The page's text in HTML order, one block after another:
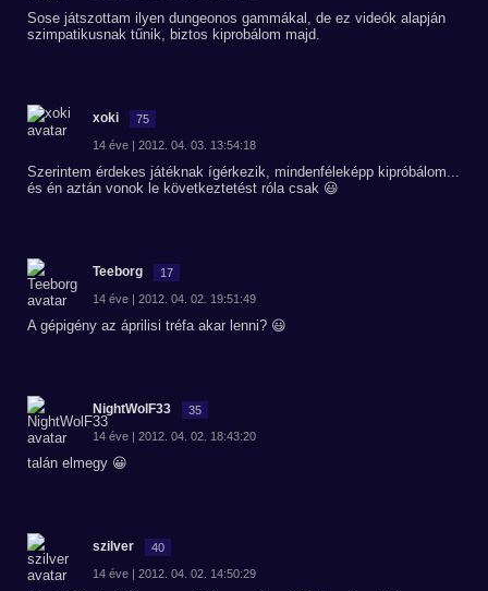
Sose játszottam ilyen dungeonos gammákal, de ez videók alapján
szimpatikusnak tűnik, biztos kiprobálom majd.
xoki 75
14 éve | 2012. 04. 03. 13:54:18
Szerintem érdekes játéknak ígérkezik, mindenféleképp kipróbálom...
és én aztán vonok le következtetést róla csak 😃
Teeborg 17
14 éve | 2012. 04. 02. 19:51:49
A gépigény az áprilisi tréfa akar lenni? 😃
NightWolF33 35
14 éve | 2012. 04. 02. 18:43:20
talán elmegy 😀
szilver 40
14 éve | 2012. 04. 02. 14:50:29